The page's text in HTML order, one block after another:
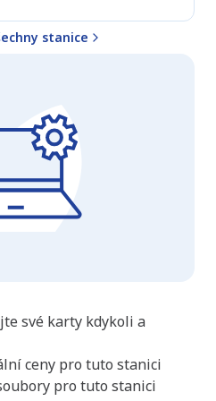
stanice
své karty kdykoli a
ceny pro tuto stanici
pro tuto stanici